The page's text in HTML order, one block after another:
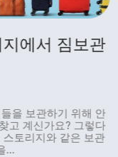
에서 짐보관
을 보관하기 위해 안
고 계신가요? 그렇다
토리지와 같은 보관
...